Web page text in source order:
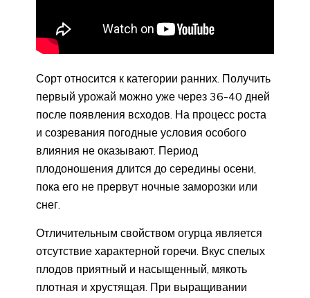
Сорт относится к категории ранних. Получить
первый урожай можно уже через 36-40 дней
после появления всходов. На процесс роста
и созревания погодные условия особого
влияния не оказывают. Период
плодоношения длится до середины осени,
пока его не прервут ночные заморозки или
снег.
Отличительным свойством огурца является
отсутствие характерной горечи. Вкус спелых
плодов приятный и насыщенный, мякоть
плотная и хрустящая. При выращивании